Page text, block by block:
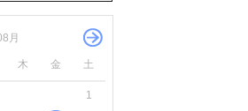
月
木 金 土
1